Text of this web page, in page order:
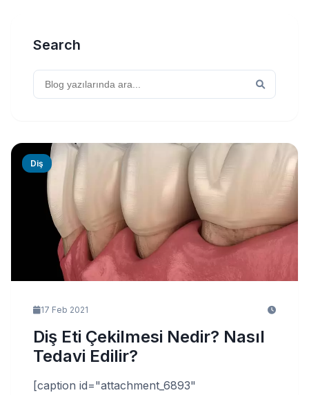
Search
Diş
17 Feb 2021
Diş Eti Çekilmesi Nedir? Nasıl
Tedavi Edilir?
[caption id="attachment_6893"